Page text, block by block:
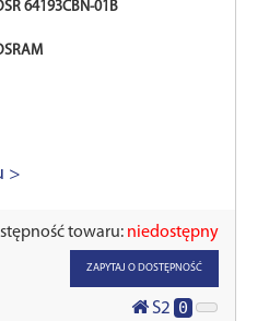
64193CBN-01B
>
towaru: niedostępny
ZAPYTAJ O DOSTĘPNOŚĆ
S2 0